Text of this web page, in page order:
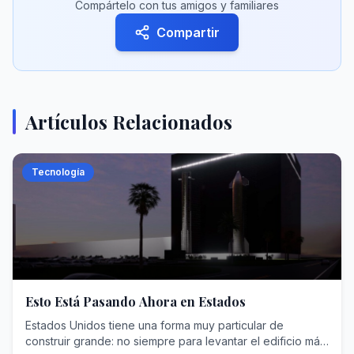
Compártelo con tus amigos y familiares
Compartir
Artículos Relacionados
Tecnología
Esto Está Pasando Ahora en Estados
Estados Unidos tiene una forma muy particular de
construir grande: no siempre para levantar el edificio más